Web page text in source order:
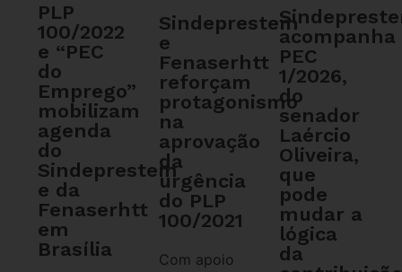
PLP
100/2022
e “PEC
do
Emprego”
mobilizam
agenda
do
Sindeprestem
e da
Fenaserhtt
em
Brasília
Sindeprestem
e
Fenaserhtt
reforçam
protagonismo
na
aprovação
da
urgência
do PLP
100/2021
Com apoio
acompanha
PEC
1/2026,
do
senador
Laércio
Oliveira,
que
pode
mudar a
lógica
da